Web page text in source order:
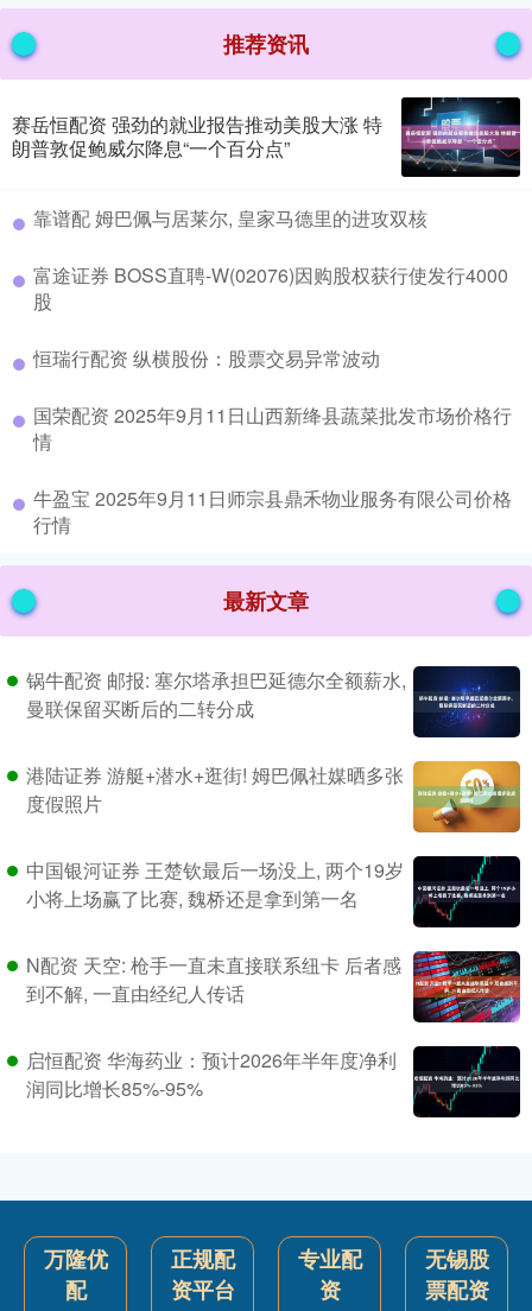
推荐资讯
赛岳恒配资 强劲的就业报告推动美股大涨 特
朗普敦促鲍威尔降息“一个百分点”
​靠谱配 姆巴佩与居莱尔, 皇家马德里的进攻双核
​富途证券 BOSS直聘-W(02076)因购股权获行使发行4000
股
​恒瑞行配资 纵横股份：股票交易异常波动
​国荣配资 2025年9月11日山西新绛县蔬菜批发市场价格行
情
​牛盈宝 2025年9月11日师宗县鼎禾物业服务有限公司价格
行情
最新文章
锅牛配资 邮报: 塞尔塔承担巴延德尔全额薪水,
曼联保留买断后的二转分成
港陆证券 游艇+潜水+逛街! 姆巴佩社媒晒多张
度假照片
中国银河证券 王楚钦最后一场没上, 两个19岁
小将上场赢了比赛, 魏桥还是拿到第一名
N配资 天空: 枪手一直未直接联系纽卡 后者感
到不解, 一直由经纪人传话
启恒配资 华海药业：预计2026年半年度净利
润同比增长85%-95%
万隆优
配
正规配
资平台
专业配
资
无锡股
票配资